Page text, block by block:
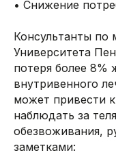
• Снижение
Консультанты по
Университета
потеря более 8%
внутривенного
может привести
наблюдать за
обезвоживания,
заметками: